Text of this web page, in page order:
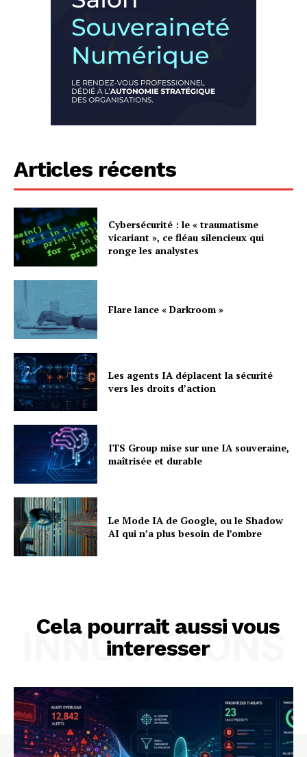
Articles récents
Cybersécurité : le « traumatisme
vicariant », ce fléau silencieux qui
ronge les analystes
Flare lance « Darkroom »
Les agents IA déplacent la sécurité
vers les droits d’action
ITS Group mise sur une IA souveraine,
maîtrisée et durable
Le Mode IA de Google, ou le Shadow
AI qui n’a plus besoin de l’ombre
Cela pourrait aussi vous
interesser
INNOVATIONS